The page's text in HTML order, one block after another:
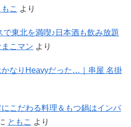
もこ より
東北を満喫♪日本酒も飲み放題
まこマン より
かなりHeavyだった…｜串屋 名掛
こだわる料理＆もつ鍋はインパ
ともこ より